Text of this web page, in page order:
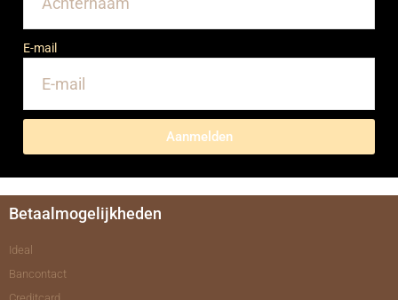
E-mail
Aanmelden
Betaalmogelijkheden
Ideal
Bancontact